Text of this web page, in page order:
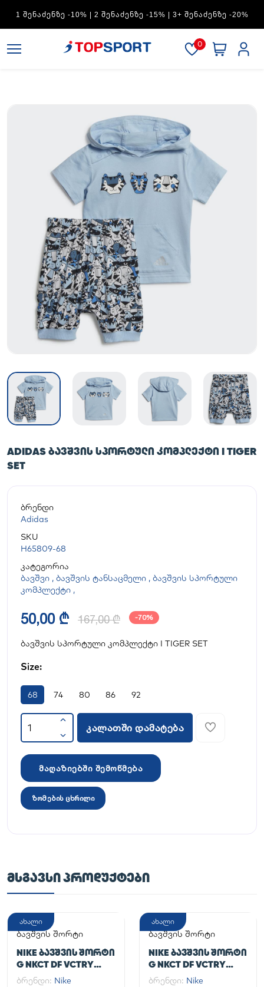
ᲨᲔᲜᲐᲫᲔᲜᲖᲔ -30%
0
ADIDAS ᲑᲐᲕᲨᲕᲘᲡ ᲡᲞᲝᲠᲢᲣᲚᲘ ᲙᲝᲛᲞᲚᲔᲥᲢᲘ I TIGER
SET
ბრენდი
Adidas
SKU
H65809-68
კატეგორია
ბავშვი , ბავშვის ტანსაცმელი , ბავშვის სპორტული
კომპლექტი ,
50,00 ₾ 167,00 ₾ -70%
ბავშვის სპორტული კომპლექტი I TIGER SET
Size:
68 74 80 86 92
კალათში დამატება
მაღაზიებში შემოწმება
ზომების ცხრილი
ᲛᲡᲒᲐᲕᲡᲘ ᲞᲠᲝᲓᲣᲥᲢᲔᲑᲘ
ახალი
ბავშვის შორტი
NIKE ᲑᲐᲕᲨᲕᲘᲡ ᲨᲝᲠᲢᲘ
G NKCT DF VCTRY
FLOUNCY SKRT
ბრენდი: Nike
ახალი
ბავშვის შორტი
NIKE ᲑᲐᲕᲨᲕᲘᲡ ᲨᲝᲠᲢᲘ
G NKCT DF VCTRY
FLOUNCY SKRT
ბრენდი: Nike